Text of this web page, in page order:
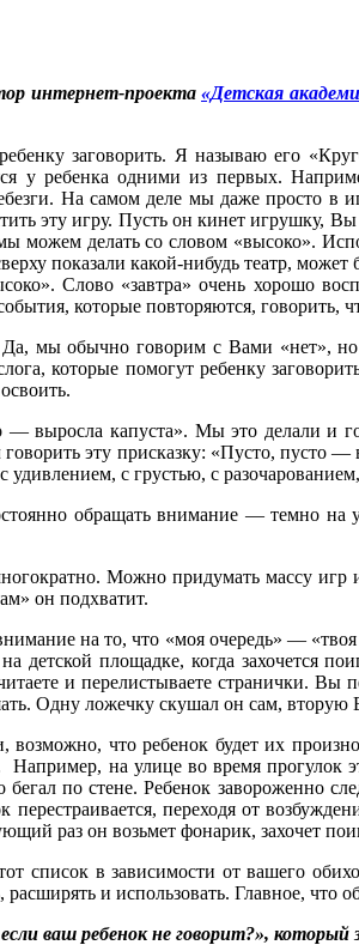
интернет-проекта «Детская
заговорить. Я называю его
у ребенка одними из первых.
На самом деле мы даже просто
эту игру. Пусть он кинет игрушку,
делать со словом «высоко».
показали какой-нибудь театр,
Слово «завтра» очень хорошо
которые повторяются, говорить,
мы обычно говорим с Вами «нет»,
которые помогут ребенку
капуста». Мы это делали и
эту присказку: «Пусто,
с грустью, с
обращать внимание — темно на
Можно придумать массу игр
он подхватит.
на то, что «моя очередь» —
площадке, когда захочется
и перелистываете странички.
Одну ложечку скушал он сам,
что ребенок будет их
на улице во время
по стене. Ребенок завороженно
перестраивается, переходя от
раз он возьмет фонарик, захочет
список в зависимости от вашего
и использовать. Главное, что
ваш ребенок не говорит?», который